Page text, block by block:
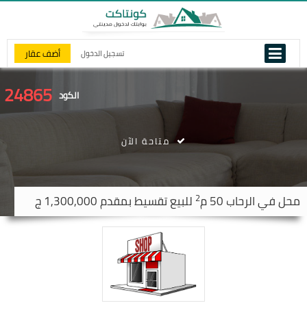
تسجيل الدخول أضف عقار
الكود 24865
محل فيالرحاب 2 للبيع تقسيط بمقدم 1,300,000 ج
متاحة الآن